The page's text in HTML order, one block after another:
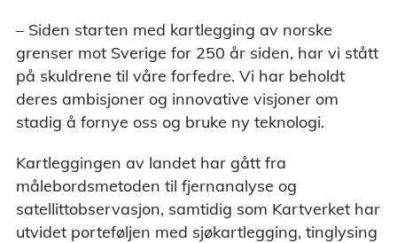
– Siden starten med kartlegging av norske
grenser mot Sverige for 250 år siden, har vi stått
på skuldrene til våre forfedre. Vi har beholdt
deres ambisjoner og innovative visjoner om
stadig å fornye oss og bruke ny teknologi.
Kartleggingen av landet har gått fra
målebordsmetoden til fjernanalyse og
satellittobservasjon, samtidig som Kartverket har
utvidet porteføljen med sjøkartlegging, tinglysing